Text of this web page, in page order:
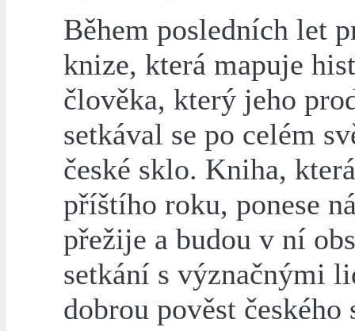
Během posledních let
knize, která mapuje
člověka, který jeho
setkával se po celém
české sklo. Kniha,
příštího roku, ponese
přežije a budou v ní
setkání s význačnými
dobrou pověst českého